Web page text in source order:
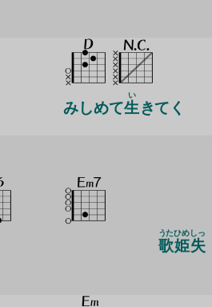
みしめて生
い
きてく
歌
うた
姫
ひめ
失
しっ